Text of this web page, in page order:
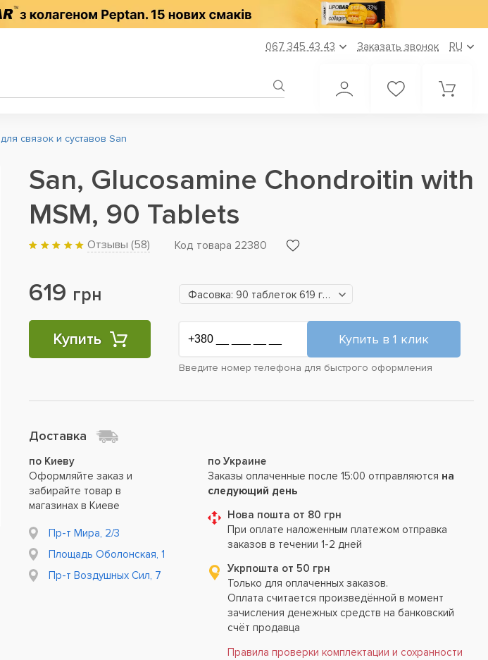
067 345 43 43 Заказать звонок RU
для связок и суставов San
San, Glucosamine Chondroitin with
MSM, 90 Tablets
Отзывы (58) Код товара 22380
619 грн Фасовка: 90 таблеток 619 грн
Купить
Введите номер телефона для быстрого оформления
Доставка
по Киеву
Оформляйте заказ и
забирайте товар в
магазинах в Киеве
Пр-т Мира, 2/3
Площадь Оболонская, 1
Пр-т Воздушных Сил, 7
по Украине
Заказы оплаченные после 15:00 отправляются на
следующий день
Нова пошта от 80 грн
При оплате наложенным платежом отправка
заказов в течении 1-2 дней
Укрпошта от 50 грн
Только для оплаченных заказов.
Оплата считается произведённой в момент
зачисления денежных средств на банковский
счёт продавца
Правила проверки комплектации и сохранности